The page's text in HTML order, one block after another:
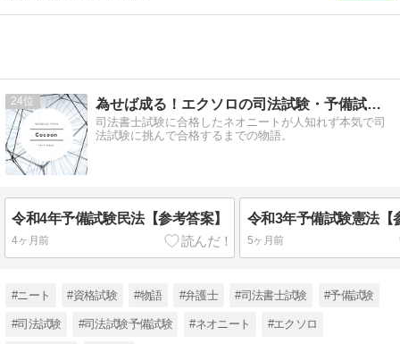
24 為せば成る！エクソロの司法試験・予備試験合格大作戦。
司法書士試験に合格したネオニートが人知れず本気で司
法試験に挑んで合格するまでの物語。
令和4年予備試験民法【参考答案】
4ヶ月前
令和3年予備試験憲法【
5ヶ月前
#ニート #資格試験 #物語 #弁護士 #司法書士試験 #予備試験
#司法試験 #司法試験予備試験 #ネオニート #エクソロ